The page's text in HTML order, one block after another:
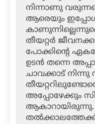
നിന്നാണു
ആരെയും
തീയറ്റര്‍
പോക്കിന്റെ
ഉടന്‍ തന്നെ
ചാവക്കാട്
അപ്പോഴേക്കും
തല്‍ക്കാലത്തേക്ക്